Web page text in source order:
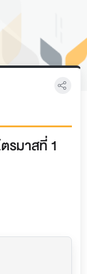
รมาสที่ 1